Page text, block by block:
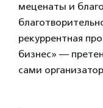
меценаты и
рекуррентная
бизнес» —
сами